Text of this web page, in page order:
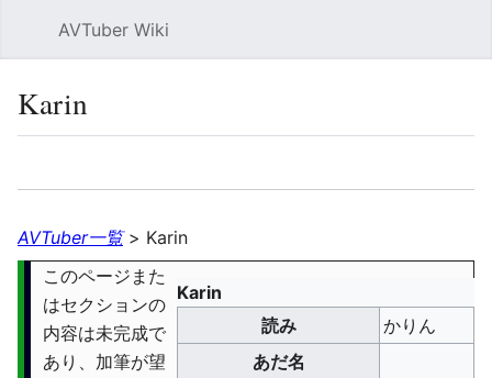
AVTuber Wiki
Karin
AVTuber一覧> Karin
Karin
読み
かりん
あだ名
このページまた
はセクションの
内容は未完成で
あり、加筆が望